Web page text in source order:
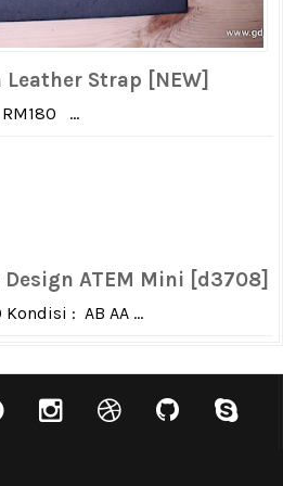
Leather Strap [NEW]
RM180 ...
Design ATEM Mini [d3708]
Kondisi : AB AA ...